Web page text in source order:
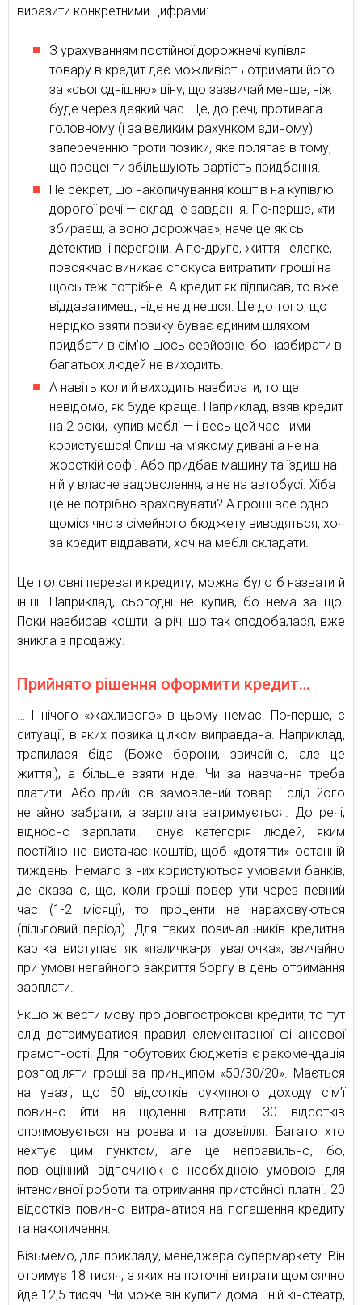
виразити конкретними цифрами:
З урахуванням постійної дорожнечі купівля
товару в кредит дає можливість отримати його
за «сьогоднішню» ціну, що зазвичай менше, ніж
буде через деякий час. Це, до речі, противага
головному (і за великим рахунком єдиному)
запереченню проти позики, яке полягає в тому,
що проценти збільшують вартість придбання.
Не секрет, що накопичування коштів на купівлю
дорогої речі — складне завдання. По-перше, «ти
збираєш, а воно дорожчає», наче це якісь
детективні перегони. А по-друге, життя нелегке,
повсякчас виникає спокуса витратити гроші на
щось теж потрібне. А кредит як підписав, то вже
віддаватимеш, ніде не дінешся. Це до того, що
нерідко взяти позику буває єдиним шляхом
придбати в сім’ю щось серйозне, бо назбирати в
багатьох людей не виходить.
А навіть коли й виходить назбирати, то ще
невідомо, як буде краще. Наприклад, взяв кредит
на 2 роки, купив меблі — і весь цей час ними
користуєшся! Спиш на м’якому дивані а не на
жорсткій софі. Або придбав машину та їздиш на
ній у власне задоволення, а не на автобусі. Хіба
це не потрібно враховувати? А гроші все одно
щомісячно з сімейного бюджету виводяться, хоч
за кредит віддавати, хоч на меблі складати.
Це головні переваги кредиту, можна було б назвати й
інші. Наприклад, сьогодні не купив, бо нема за що.
Поки назбирав кошти, а річ, шо так сподобалася, вже
зникла з продажу.
Прийнято рішення оформити кредит…
… І нічого «жахливого» в цьому немає. По-перше, є
ситуації, в яких позика цілком виправдана. Наприклад,
трапилася біда (Боже борони, звичайно, але це
життя!), а більше взяти ніде. Чи за навчання треба
платити. Або прийшов замовлений товар і слід його
негайно забрати, а зарплата затримується. До речі,
відносно зарплати. Існує категорія людей, яким
постійно не вистачає коштів, щоб «дотягти» останній
тиждень. Немало з них користуються умовами банків,
де сказано, що, коли гроші повернути через певний
час (1-2 місяці), то проценти не нараховуються
(пільговий період). Для таких позичальників кредитна
картка виступає як «паличка-рятувалочка», звичайно
при умові негайного закриття боргу в день отримання
зарплати.
Якщо ж вести мову про довгострокові кредити, то тут
слід дотримуватися правил елементарної фінансової
грамотності. Для побутових бюджетів є рекомендація
розподіляти гроші за принципом «50/30/20». Мається
на увазі, що 50 відсотків сукупного доходу сім’ї
повинно йти на щоденні витрати. 30 відсотків
спрямовується на розваги та дозвілля. Багато хто
нехтує цим пунктом, але це неправильно, бо,
повноцінний відпочинок є необхідною умовою для
інтенсивної роботи та отримання пристойної платні. 20
відсотків повинно витрачатися на погашення кредиту
та накопичення.
Візьмемо, для прикладу, менеджера супермаркету. Він
отримує 18 тисяч, з яких на поточні витрати щомісячно
йде 12,5 тисяч. Чи може він купити домашній кінотеатр,